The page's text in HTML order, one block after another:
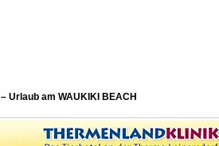
– Urlaub am WAUKIKI BEACH